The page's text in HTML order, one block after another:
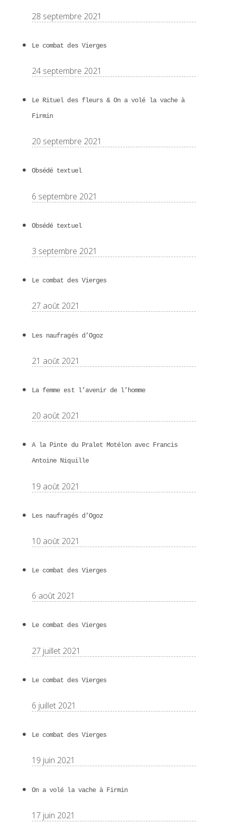
28 septembre 2021
Le combat des Vierges
24 septembre 2021
Le Rituel des fleurs & On a volé la vache à
Firmin
20 septembre 2021
Obsédé textuel
6 septembre 2021
Obsédé textuel
3 septembre 2021
Le combat des Vierges
27 août 2021
Les naufragés d’Ogoz
21 août 2021
La femme est l’avenir de l’homme
20 août 2021
A la Pinte du Pralet Motélon avec Francis
Antoine Niquille
19 août 2021
Les naufragés d’Ogoz
10 août 2021
Le combat des Vierges
6 août 2021
Le combat des Vierges
27 juillet 2021
Le combat des Vierges
6 juillet 2021
Le combat des Vierges
19 juin 2021
On a volé la vache à Firmin
17 juin 2021